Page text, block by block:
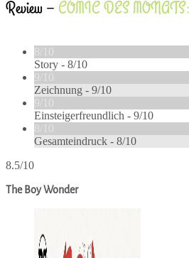
Review –COMIC DES
8/10
Story - 8/10
9/10
Zeichnung - 9/10
9/10
Einsteigerfreundlich - 9/10
8/10
Gesamteindruck - 8/10
8.5/10
The Boy Wonder